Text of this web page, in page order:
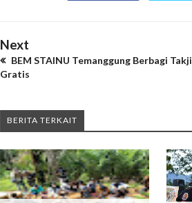
Next
BEM STAINU Temanggung Berbagi
Gratis
BERITA TERKAIT